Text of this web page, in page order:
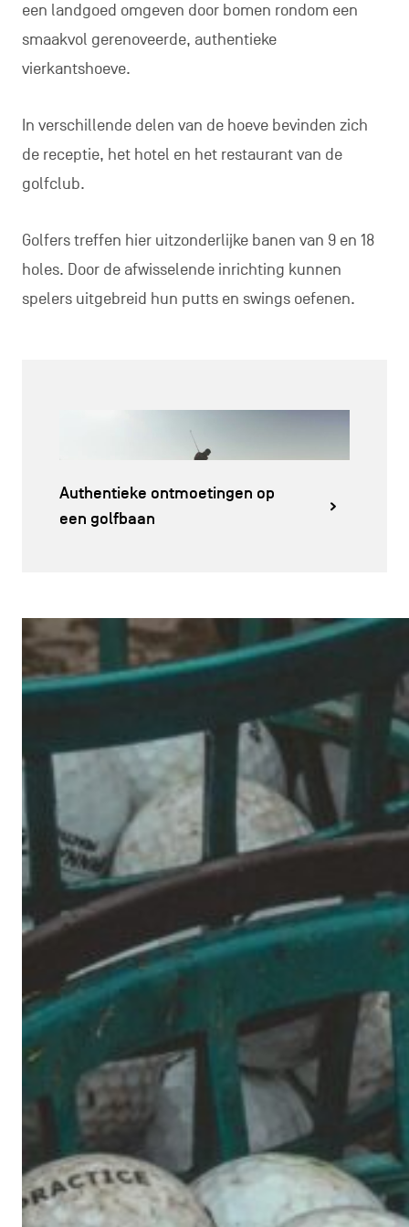
een landgoed omgeven door bomen rondom een
smaakvol gerenoveerde, authentieke
vierkantshoeve.
In verschillende delen van de hoeve bevinden zich
de receptie, het hotel en het restaurant van de
golfclub.
Golfers treffen hier uitzonderlijke banen van 9 en 18
holes. Door de afwisselende inrichting kunnen
spelers uitgebreid hun putts en swings oefenen.
Authentieke ontmoetingen op
een golfbaan